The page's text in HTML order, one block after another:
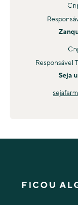
Responsável
Seja
FICOU